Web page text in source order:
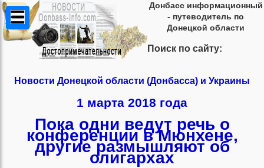
Донбасс информационный
- путеводитель по
Донецкой области
Поиск по сайту:
Новости Донецкой области (Донбасса) и Украины
1 марта 2018 года
Пока одни ведут речь о
конференции в Мюнхене,
другие размышляют об
олигархах